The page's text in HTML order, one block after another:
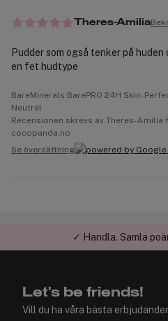
Theres-Amilia
Pudder som også tenker på
en fet hudtype
BareMinerals BarePRO 24H Skin-
Neutral
Recensionen skrevs av Theres-Amilia
cocopanda.no
Se översättning
✓ Betala
Let's be friends!
Vill du ha våra bästa